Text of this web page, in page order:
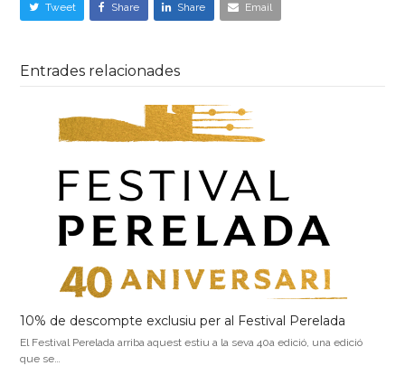
Tweet Share Share Email
Entrades relacionades
10% de descompte exclusiu per al Festival Perelada
El Festival Perelada arriba aquest estiu a la seva 40a edició, una edició
que se…